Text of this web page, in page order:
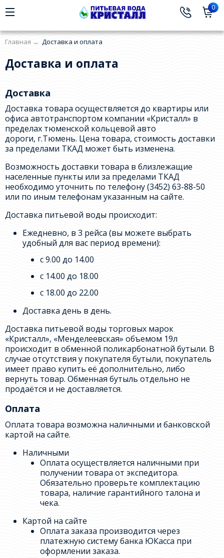
0
Главная → Доставка и оплата
Доставка и оплата
Доставка
Доставка товара осуществляется до квартиры или
офиса автотранспортом компании «Кристалл» в
пределах тюменской кольцевой авто
дороги, г.Тюмень. Цена товара, стоимость доставки
за пределами ТКАД может быть изменена.
Возможность доставки товара в близлежащие
населенные пункты или за пределами ТКАД
необходимо уточнить по телефону (3452) 63-88-50
или по иным телефонам указанным на сайте.
Доставка питьевой воды происходит:
Ежедневно, в 3 рейса (вы можете выбрать
удобный для вас период времени):
с 9.00 до 14.00
с 14.00 до 18.00
с 18.00 до 22.00
Доставка день в день.
Доставка питьевой воды торговых марок
«Кристалл», «Менделеевская» объемом 19л
происходит в обменной поликарбонатной бутыли. В
случае отсутствия у покупателя бутыли, покупатель
имеет право купить её дополнительно, либо
вернуть товар. Обменная бутыль отдельно не
продаётся и не доставляется.
Оплата
Оплата товара возможна наличными и банковской
картой на сайте.
Наличными
Оплата осуществляется наличными при
получении товара от экспедитора.
Обязательно проверьте комплектацию
товара, наличие гарантийного талона и
чека.
Картой на сайте
Оплата заказа производится через
платежную систему банка ЮКасса при
оформлении заказа.